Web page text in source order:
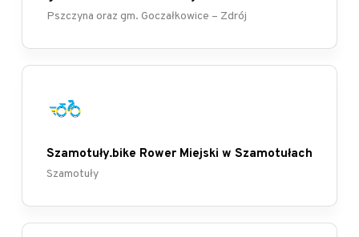
Pszczyna oraz gm. Goczałkowice – Zdrój
Szamotuły.bike Rower Miejski w Szamotułach
Szamotuły